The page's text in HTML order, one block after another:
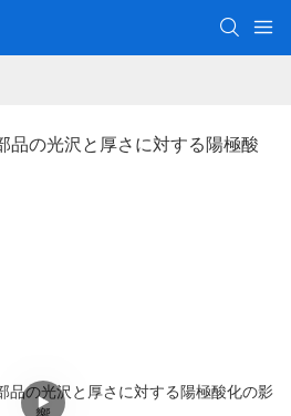
品の光沢と厚さに対する陽極酸